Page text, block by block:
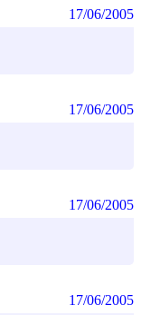
17/06/2005
17/06/2005
17/06/2005
17/06/2005